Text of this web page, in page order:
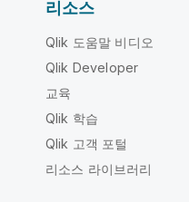
리소스
Qlik 도움말 비디오
Qlik Developer
교육
Qlik 학습
Qlik 고객 포털
리소스 라이브러리